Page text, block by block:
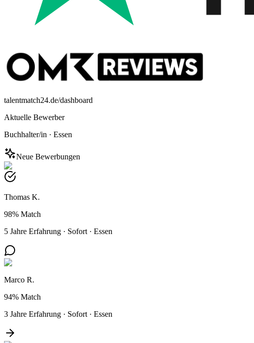
talentmatch24.de/dashboard
Aktuelle Bewerber
Buchhalter/in · Essen
Neue Bewerbungen
Thomas K.
98% Match
5 Jahre Erfahrung · Sofort · Essen
Marco R.
94% Match
3 Jahre Erfahrung · Sofort · Essen